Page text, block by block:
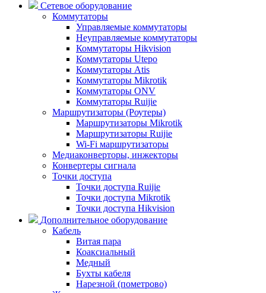
Сетевое оборудование
Коммутаторы
Управляемые коммутаторы
Неуправляемые коммутаторы
Коммутаторы Hikvision
Коммутаторы Utepo
Коммутаторы Atis
Коммутаторы Mikrotik
Коммутаторы ONV
Коммутаторы Ruijie
Маршрутизаторы (Роутеры)
Маршрутизаторы Mikrotik
Маршрутизаторы Ruijie
Wi-Fi маршрутизаторы
Медиаконверторы, инжекторы
Конвертеры сигнала
Точки доступа
Точки доступа Ruijie
Точки доступа Mikrotik
Точки доступа Hikvision
Дополнительное оборудование
Кабель
Витая пара
Коаксиальный
Медный
Бухты кабеля
Нарезной (пометрово)